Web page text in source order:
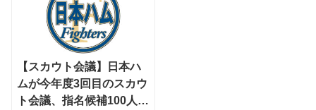
【スカウト会議】日本ハ
ムが今年度3回目のスカウ
ト会議、指名候補100人前